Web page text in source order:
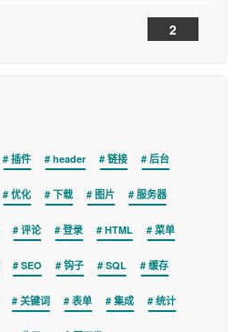
2
插件 header 链接 后台
优化 下载 图片 服务器
评论 登录 HTML 菜单
SEO 钩子 SQL 缓存
关键词 表单 集成 统计